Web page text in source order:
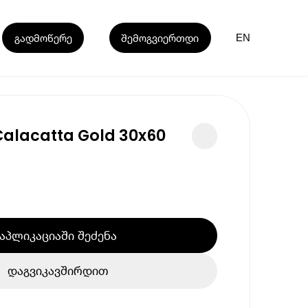
გადმოწერე შემოგვიერთდი EN
Gold 30x60
აპლიკაციაში შეძენა
დაგვიკავშირდით